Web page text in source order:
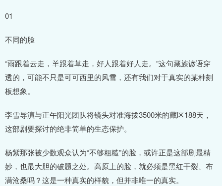
01
不同的脸
“雨跟着云走，羊跟着草走，好人跟着好人走。”这句藏族谚语穿
透的，可能不只是可可西里的风雪，还有我们对于真实的某种刻
板想象。
李雪导演与正午阳光团队将镜头对准海拔3500米的藏区188天，
这部剧要探讨的绝非简单的生态保护。
杨紫那张被少数观众认为“不够粗糙”的脸，或许正是这部剧最精
妙，也最大胆的破题之处。高原上的脸，就必须是黑红干裂、布
满沧桑吗？这是一种真实的样貌，但并非唯一的真实。